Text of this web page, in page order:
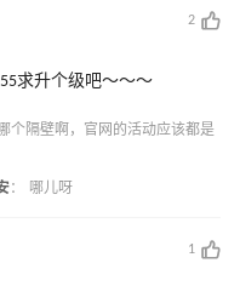
2
求升个级吧～～～
个隔壁啊，官网的活动应该都是
： 哪儿呀
1